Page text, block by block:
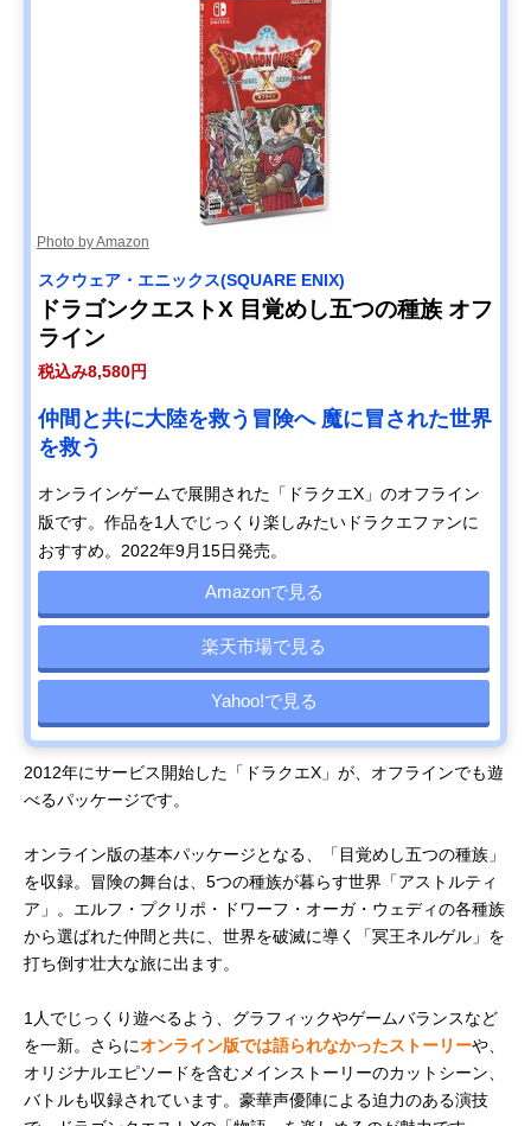
Photo by Amazon
スクウェア・エニックス(SQUARE ENIX)
ドラゴンクエストX 目覚めし五つの種族 オフ
ライン
税込み8,580円
仲間と共に大陸を救う冒険へ 魔に冒された世界
を救う
オンラインゲームで展開された「ドラクエX」のオフライン
版です。作品を1人でじっくり楽しみたいドラクエファンに
おすすめ。2022年9月15日発売。
Amazonで見る
楽天市場で見る
Yahoo!で見る
2012年にサービス開始した「ドラクエX」が、オフラインでも遊
べるパッケージです。
オンライン版の基本パッケージとなる、「目覚めし五つの種族」
を収録。冒険の舞台は、5つの種族が暮らす世界「アストルティ
ア」。エルフ・プクリポ・ドワーフ・オーガ・ウェディの各種族
から選ばれた仲間と共に、世界を破滅に導く「冥王ネルゲル」を
打ち倒す壮大な旅に出ます。
1人でじっくり遊べるよう、グラフィックやゲームバランスなど
を一新。さらにオンライン版では語られなかったストーリーや、
オリジナルエピソードを含むメインストーリーのカットシーン、
バトルも収録されています。豪華声優陣による迫力のある演技